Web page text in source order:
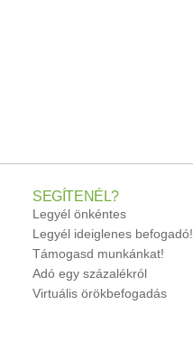
SEGÍTENÉL?
Legyél önkéntes
Legyél ideiglenes befogadó!
Támogasd munkánkat!
Adó egy százalékról
Virtuális örökbefogadás